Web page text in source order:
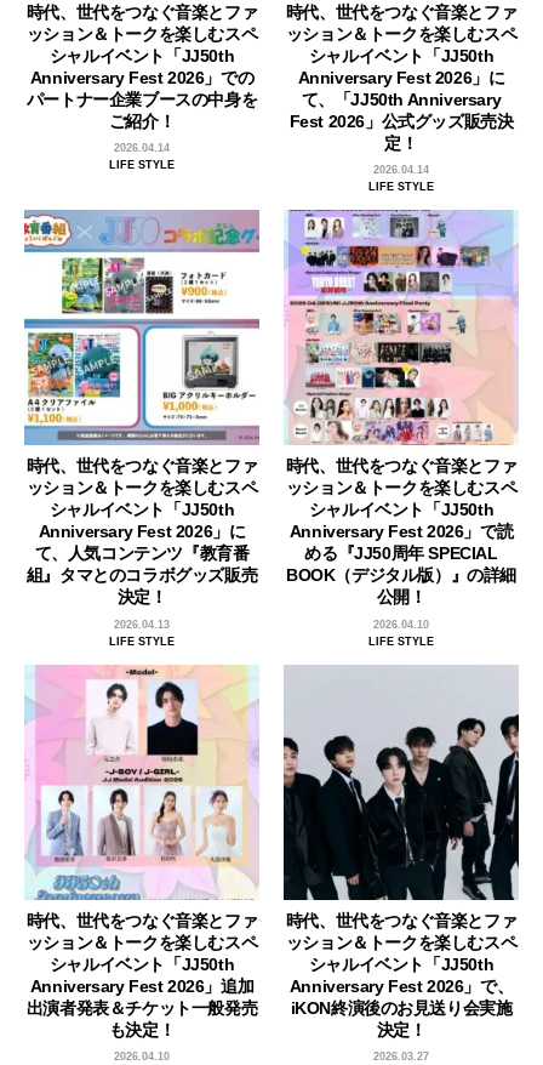
時代、世代をつなぐ音楽とファ
ッション＆トークを楽しむスペ
シャルイベント「JJ50th
Anniversary Fest 2026」での
パートナー企業ブースの中身を
ご紹介！
2026.04.14
LIFE STYLE
時代、世代をつなぐ音楽とファ
ッション＆トークを楽しむスペ
シャルイベント「JJ50th
Anniversary Fest 2026」に
て、「JJ50th Anniversary
Fest 2026」公式グッズ販売決
定！
2026.04.14
LIFE STYLE
時代、世代をつなぐ音楽とファ
ッション＆トークを楽しむスペ
シャルイベント「JJ50th
Anniversary Fest 2026」に
て、人気コンテンツ『教育番
組』タマとのコラボグッズ販売
決定！
2026.04.13
LIFE STYLE
時代、世代をつなぐ音楽とファ
ッション＆トークを楽しむスペ
シャルイベント「JJ50th
Anniversary Fest 2026」で読
める『JJ50周年 SPECIAL
BOOK（デジタル版）』の詳細
公開！
2026.04.10
LIFE STYLE
時代、世代をつなぐ音楽とファ
ッション＆トークを楽しむスペ
シャルイベント「JJ50th
Anniversary Fest 2026」追加
出演者発表＆チケット一般発売
も決定！
2026.04.10
時代、世代をつなぐ音楽とファ
ッション＆トークを楽しむスペ
シャルイベント「JJ50th
Anniversary Fest 2026」で、
iKON終演後のお見送り会実施
決定！
2026.03.27